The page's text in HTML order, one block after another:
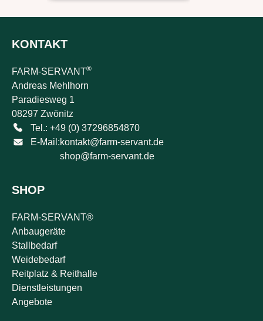
KONTAKT
FARM-SERVANT®
Andreas Mehlhorn
Paradiesweg 1
08297 Zwönitz
Tel.: +49 (0) 37296854870
E-Mail:kontakt@farm-servant.de
shop@farm-servant.de
SHOP
FARM-SERVANT®
Anbaugeräte
Stallbedarf
Weidebedarf
Reitplatz & Reithalle
Dienstleistungen
Angebote